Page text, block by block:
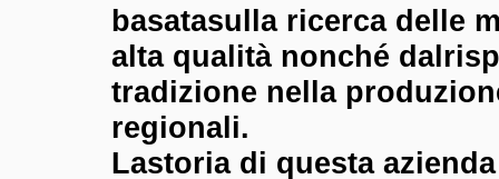
basatasulla ricerca delle
alta qualità nonché
tradizione nella
regionali.
Lastoria di questa